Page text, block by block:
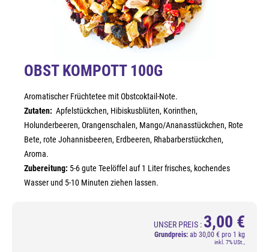
OBST KOMPOTT 100G
Aromatischer Früchtetee mit Obstcoktail-Note.
Zutaten: Apfelstückchen, Hibiskusblüten, Korinthen,
Holunderbeeren, Orangenschalen, Mango/Ananasstückchen, Rote
Bete, rote Johannisbeeren, Erdbeeren, Rhabarberstückchen,
Aroma.
Zubereitung: 5-6 gute Teelöffel auf 1 Liter frisches, kochendes
Wasser und 5-10 Minuten ziehen lassen.
UNSER PREIS : 3,00 €
Grundpreis: ab 30,00 € pro 1 kg
inkl. 7% USt.,